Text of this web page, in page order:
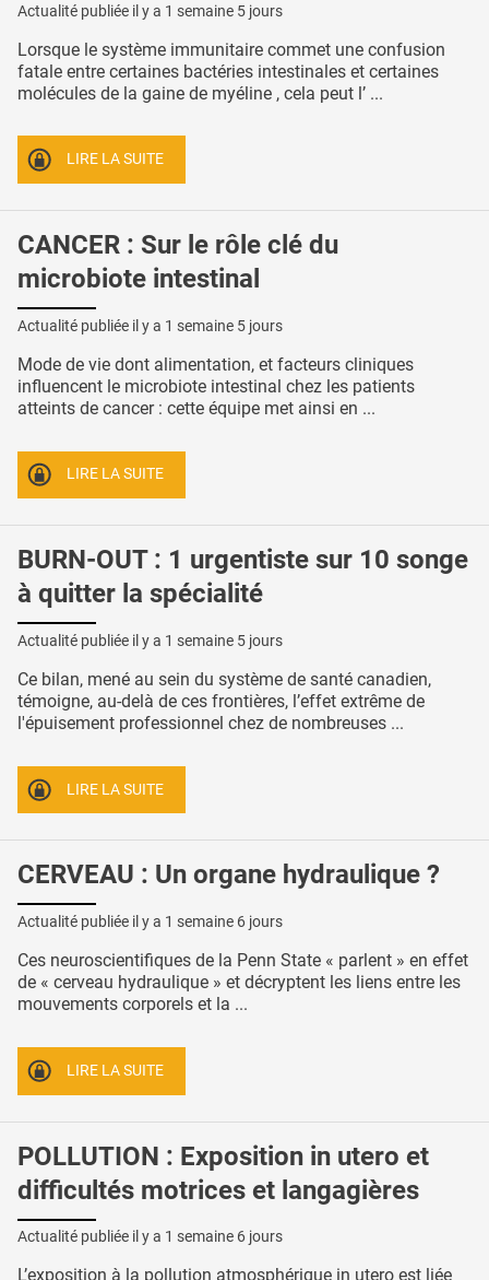
Actualité publiée il y a 1 semaine 5 jours
Lorsque le système immunitaire commet une confusion
fatale entre certaines bactéries intestinales et certaines
molécules de la gaine de myéline , cela peut l’ ...
LIRE LA SUITE
CANCER : Sur le rôle clé du
microbiote intestinal
Actualité publiée il y a 1 semaine 5 jours
Mode de vie dont alimentation, et facteurs cliniques
influencent le microbiote intestinal chez les patients
atteints de cancer : cette équipe met ainsi en ...
LIRE LA SUITE
BURN-OUT : 1 urgentiste sur 10 songe
à quitter la spécialité
Actualité publiée il y a 1 semaine 5 jours
Ce bilan, mené au sein du système de santé canadien,
témoigne, au-delà de ces frontières, l’effet extrême de
l'épuisement professionnel chez de nombreuses ...
LIRE LA SUITE
CERVEAU : Un organe hydraulique ?
Actualité publiée il y a 1 semaine 6 jours
Ces neuroscientifiques de la Penn State « parlent » en effet
de « cerveau hydraulique » et décryptent les liens entre les
mouvements corporels et la ...
LIRE LA SUITE
POLLUTION : Exposition in utero et
difficultés motrices et langagières
Actualité publiée il y a 1 semaine 6 jours
L’exposition à la pollution atmosphérique in utero est liée